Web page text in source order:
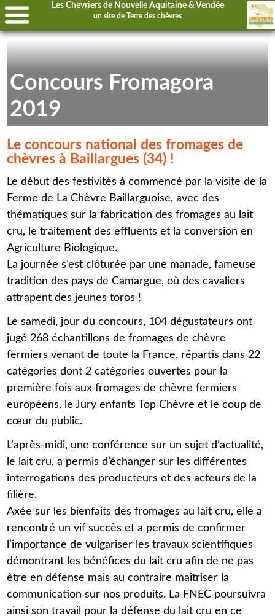
Les Chevriers de Nouvelle Aquitaine & Vendée
un site de Terre des chèvres
Concours Fromagora
2019
Le concours national des fromages de
chèvres à Baillargues (34) !
Le début des festivités à commencé par la visite de la
Ferme de La Chèvre Baillarguoise, avec des
thématiques sur la fabrication des fromages au lait
cru, le traitement des effluents et la conversion en
Agriculture Biologique.
La journée s’est clôturée par une manade, fameuse
tradition des pays de Camargue, où des cavaliers
attrapent des jeunes toros !
Le samedi, jour du concours, 104 dégustateurs ont
jugé 268 échantillons de fromages de chèvre
fermiers venant de toute la France, répartis dans 22
catégories dont 2 catégories ouvertes pour la
première fois aux fromages de chèvre fermiers
européens, le Jury enfants Top Chèvre et le coup de
cœur du public.
L’après-midi, une conférence sur un sujet d’actualité,
le lait cru, a permis d’échanger sur les différentes
interrogations des producteurs et des acteurs de la
filière.
Axée sur les bienfaits des fromages au lait cru, elle a
rencontré un vif succès et a permis de confirmer
l’importance de vulgariser les travaux scientifiques
démontrant les bénéfices du lait cru afin de ne pas
être en défense mais au contraire maîtriser la
communication sur nos produits. La FNEC poursuivra
ainsi son travail pour la défense du lait cru en ce